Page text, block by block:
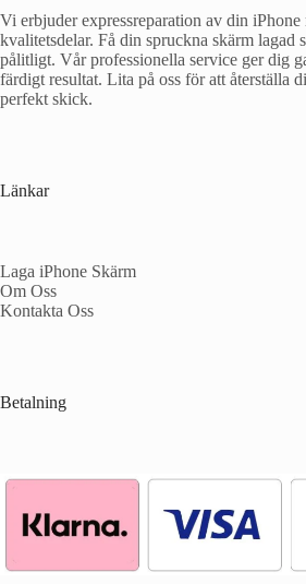
Vi erbjuder expressreparation av din iPhone
kvalitetsdelar. Få din spruckna skärm lagad
pålitligt. Vår professionella service ger dig
färdigt resultat. Lita på oss för att återställa
perfekt skick.
Länkar
Laga iPhone Skärm
Om Oss
Kontakta Oss
Betalning